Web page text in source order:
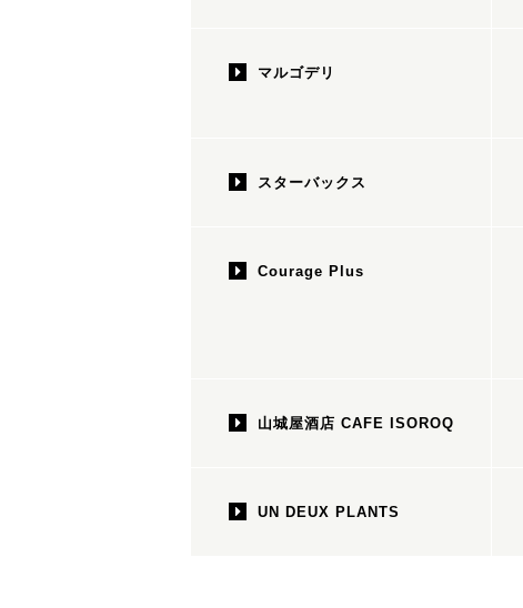
マルゴデリ
スターバックス
Courage Plus
山城屋酒店 CAFE ISOROQ
UN DEUX PLANTS